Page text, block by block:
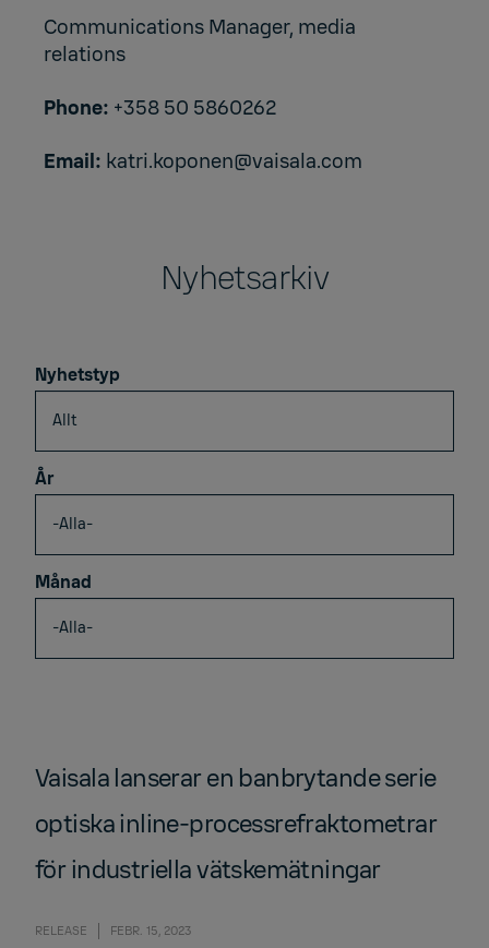
Communications Manager, media
relations
Phone: +358 50 5860262
Email: katri.koponen@vaisala.com
Nyhetsarkiv
Nyhetstyp
År
Månad
Vaisala lanserar en banbrytande serie
optiska inline-processrefraktometrar
för industriella vätskemätningar
RELEASE FEBR. 15, 2023